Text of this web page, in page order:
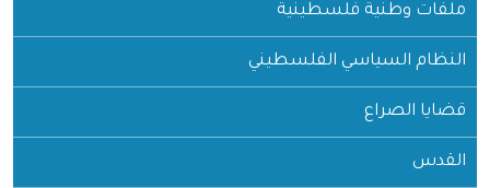
ملفات وطنية فلسطينية
النظام السياسي الفلسطيني
قضايا الصراع
القدس